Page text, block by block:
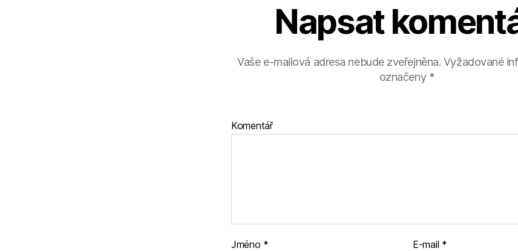
Napsat
Vaše e-mailová adresa nebude zveřejněna. Vyžadované
označeny *
Komentář
Jméno * E-mail *